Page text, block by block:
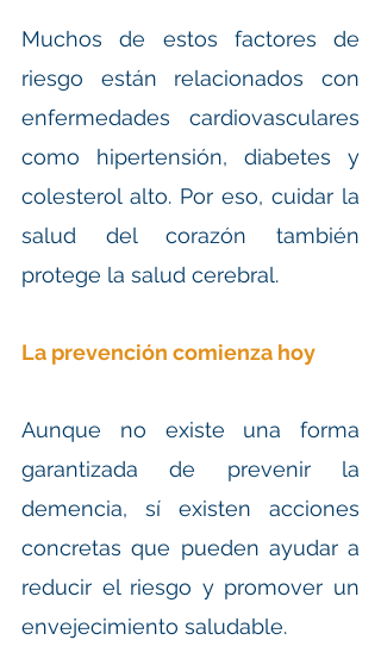
Muchos de estos factores de
riesgo están relacionados con
enfermedades cardiovasculares
como hipertensión, diabetes y
colesterol alto. Por eso, cuidar la
salud del corazón también
protege la salud cerebral.
La prevención comienza hoy
Aunque no existe una forma
garantizada de prevenir la
demencia, sí existen acciones
concretas que pueden ayudar a
reducir el riesgo y promover un
envejecimiento saludable.